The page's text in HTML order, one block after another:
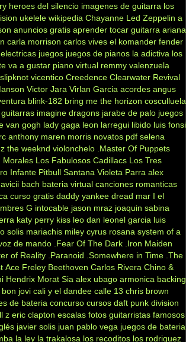
heroes del silencio imagenes de guitarra los
ukelele wikipedia Chayanne Led Zeppelin a
anuncios gratis aprender tocar guitarra ariana
carla morrison carlos vives el komander fender
juegos juegos de pianos la adictiva los
va a gustar piano virtual remmy valenzuela
slipknot vicentico Creedence Clearwater Revival
Victor Jara Virlan Garcia acordes angus
blink-182 bring me the horizon cosculluela
guitarras imagine dragons jarabe de palo juegos
van gogh lady gaga leon larregui libido luis fonsi
anthony maren morris novatos pdf selena
the weeknd violonchelo .Master Of Puppets
Morales Los Fabulosos Cadillacs Los Tres
Infante Pitbull Santana Violeta Parra alex
avicii bach bateria virtual canciones romanticas
curso gratis daddy yankee dread mar I el
G intocable jason mraz joaquin sabina
katy perry kiss leo dan leonel garcia luis
solis mariachis miley cyrus rosana system of a
de mando .Fear Of The Dark .Iron Maiden
of Reality .Paranoid .Somewhere in Time .The
Ace Freley Beethoven Carlos Rivera Chino &
Hendrix Morat Sia alex ubago armonica backing
bon jovi cali y el dandee calle 13 chris brown
de bateria concurso cursos daft punk division
z eric clapton escalas fotos guitarristas famosos
javier solis juan pablo vega juegos de bateria
la ley la trakalosa los recoditos los rodriguez